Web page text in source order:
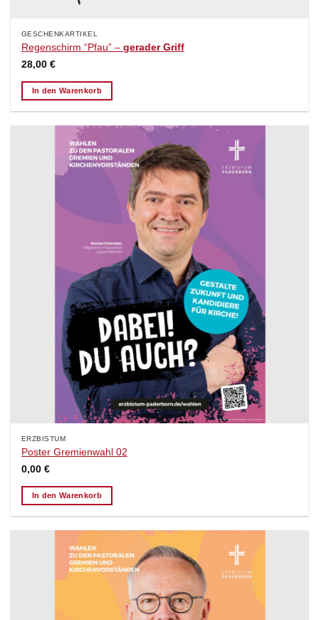
GESCHENKARTIKEL
Regenschirm “Pfau” – gerader Griff
28,00 €
In den Warenkorb
ERZBISTUM
Poster Gremienwahl 02
0,00 €
In den Warenkorb